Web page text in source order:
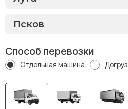
Способ перевозки
Отдельная машина Догруз